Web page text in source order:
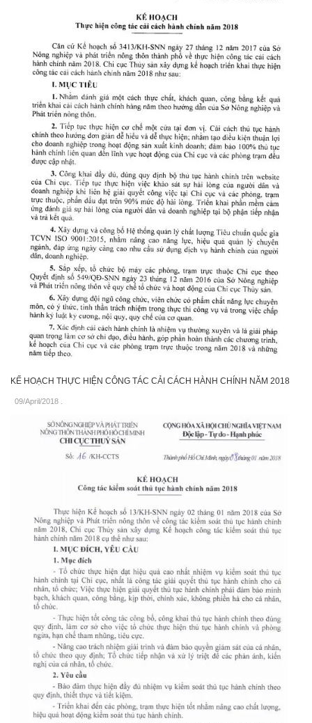
KẾ HOẠCH THỰC HIỆN CÔNG TÁC CẢI CÁCH HÀNH CHÍNH NĂM 2018
09/April/2018